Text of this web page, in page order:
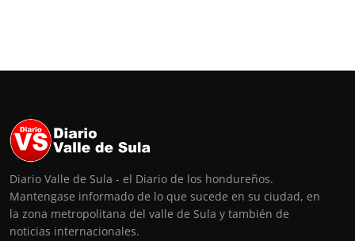
Diario Valle de Sula - el Diario de los hondureños.
Mantengase informado de lo que sucede en su ciudad, en
la zona metropolitana del valle de Sula y también de
noticias internacionales.